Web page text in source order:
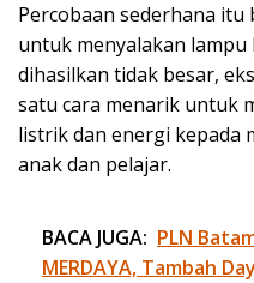
Percobaan sederhana
untuk menyalakan lampu
dihasilkan tidak besar,
satu cara menarik untuk
listrik dan energi kepada
anak dan pelajar.
BACA JUGA: PLN
MERDAYA, Tambah